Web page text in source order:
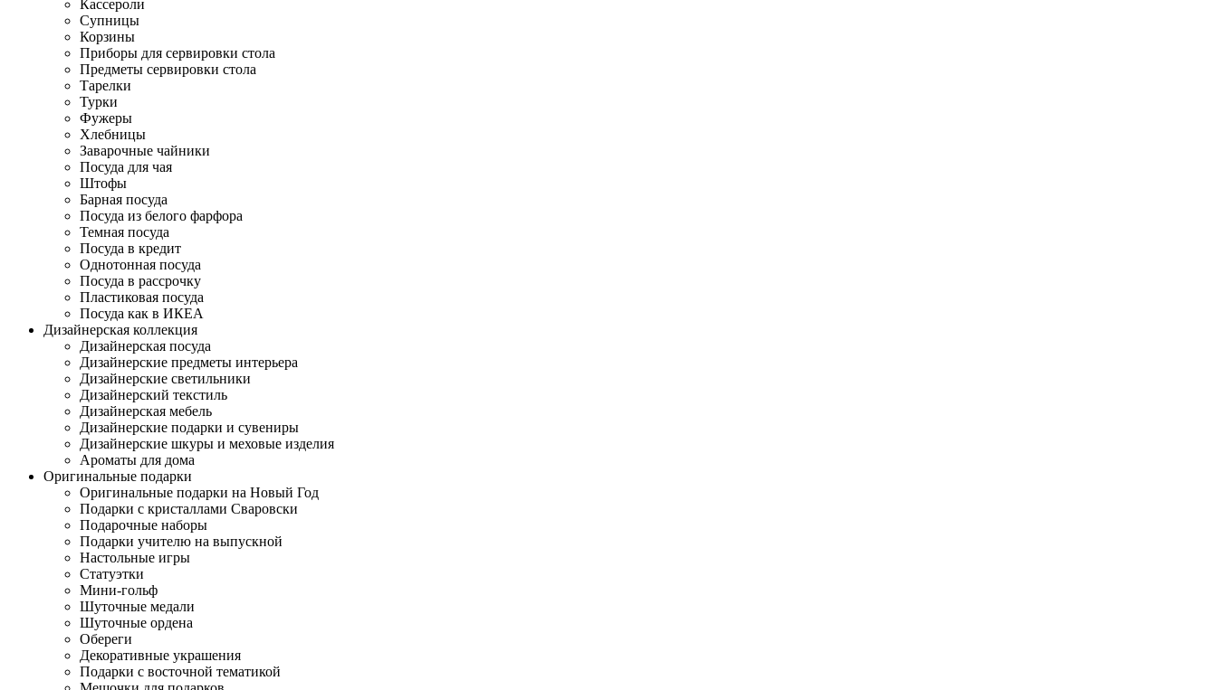
Кассероли
Супницы
Корзины
Приборы для сервировки стола
Предметы сервировки стола
Тарелки
Турки
Фужеры
Хлебницы
Заварочные чайники
Посуда для чая
Штофы
Барная посуда
Посуда из белого фарфора
Темная посуда
Посуда в кредит
Однотонная посуда
Посуда в рассрочку
Пластиковая посуда
Посуда как в ИКЕА
Дизайнерская коллекция
Дизайнерская посуда
Дизайнерские предметы интерьера
Дизайнерские светильники
Дизайнерский текстиль
Дизайнерская мебель
Дизайнерские подарки и сувениры
Дизайнерские шкуры и меховые изделия
Ароматы для дома
Оригинальные подарки
Оригинальные подарки на Новый Год
Подарки с кристаллами Сваровски
Подарочные наборы
Подарки учителю на выпускной
Настольные игры
Статуэтки
Мини-гольф
Шуточные медали
Шуточные ордена
Обереги
Декоративные украшения
Подарки с восточной тематикой